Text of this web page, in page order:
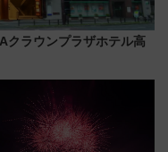
クラウンプラザホテル高